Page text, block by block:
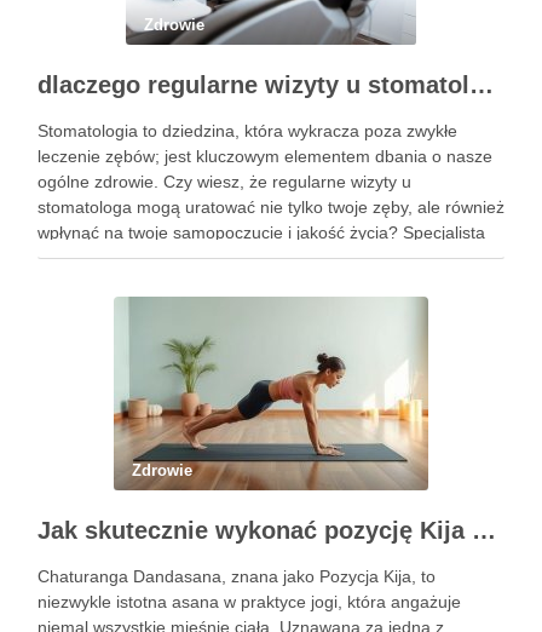
Zdrowie
dlaczego regularne wizyty u stomatologa są kluczowe dla zdrowia jamy ustnej?
Stomatologia to dziedzina, która wykracza poza zwykłe
leczenie zębów; jest kluczowym elementem dbania o nasze
ogólne zdrowie. Czy wiesz, że regularne wizyty u
stomatologa mogą uratować nie tylko twoje zęby, ale również
wpłynąć na twoje samopoczucie i jakość życia? Specjalista
ten zajmuje się diagnostyką i profilaktyką chorób jamy ustnej,
Zdrowie
Jak skutecznie wykonać pozycję Kija w jodze? Przewodnik krok po kroku
Chaturanga Dandasana, znana jako Pozycja Kija, to
niezwykle istotna asana w praktyce jogi, która angażuje
niemal wszystkie mięśnie ciała. Uznawana za jedną z